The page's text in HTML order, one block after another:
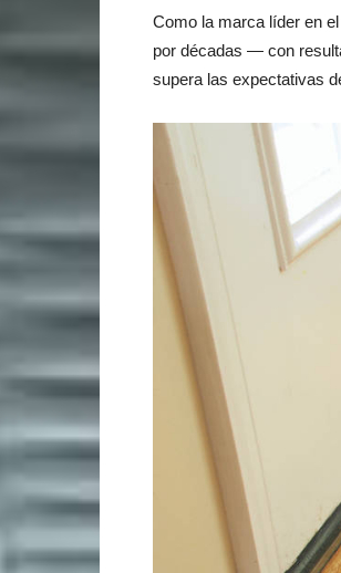
Como la marca líder en
por décadas — con
supera las expectativas